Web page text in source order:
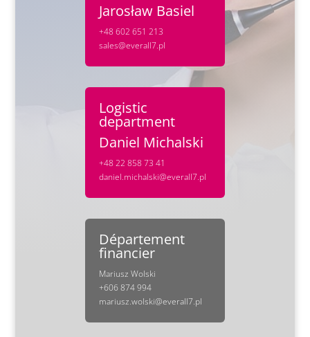
Jarosław Basiel
+48 602 651 213
sales@everall7.pl
Logistic
department
Daniel Michalski
+48 22 858 73 41
daniel.michalski@everall7.pl
Département
financier
Mariusz Wolski
+606 874 994
mariusz.wolski@everall7.pl